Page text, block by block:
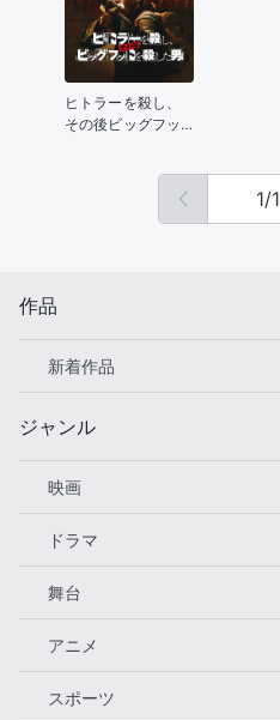
ヒトラーを殺し、
その後ビッグフッ
1/1
作品
新着作品
ジャンル
映画
ドラマ
舞台
アニメ
スポーツ